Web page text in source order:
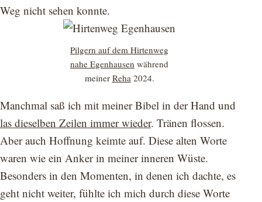
Weg nicht sehen konnte.
Pilgern auf dem Hirtenweg
nahe Egenhausen während
meiner Reha 2024.
Manchmal saß ich mit meiner Bibel in der Hand und
las dieselben Zeilen immer wieder. Tränen flossen.
Aber auch Hoffnung keimte auf. Diese alten Worte
waren wie ein Anker in meiner inneren Wüste.
Besonders in den Momenten, in denen ich dachte, es
geht nicht weiter, fühlte ich mich durch diese Worte